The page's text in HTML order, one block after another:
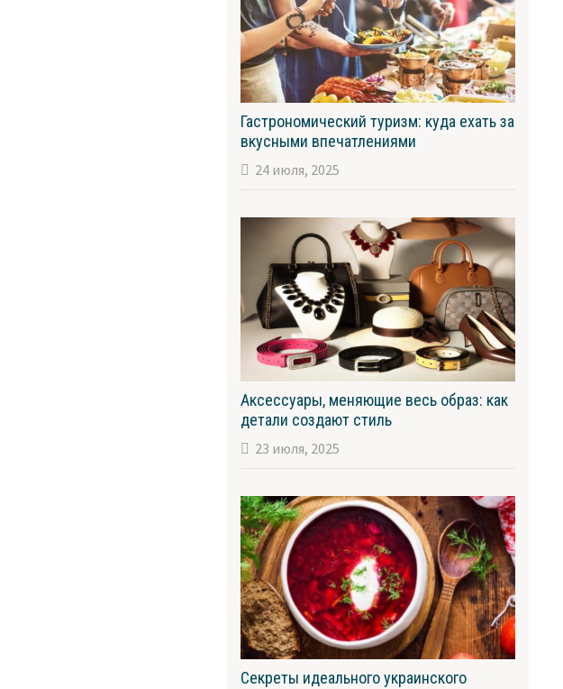
Гастрономический туризм: куда ехать за
вкусными впечатлениями
24 июля, 2025
Аксессуары, меняющие весь образ: как
детали создают стиль
23 июля, 2025
Секреты идеального украинского